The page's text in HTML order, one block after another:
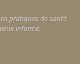
pratiques de santé
informé.